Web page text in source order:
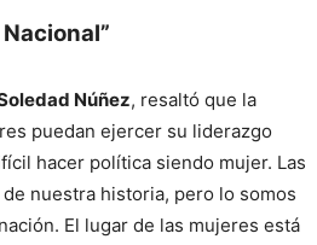
Núñez, resaltó que la
puedan ejercer su liderazgo
hacer política siendo mujer. Las
nuestra historia, pero lo somos
El lugar de las mujeres está